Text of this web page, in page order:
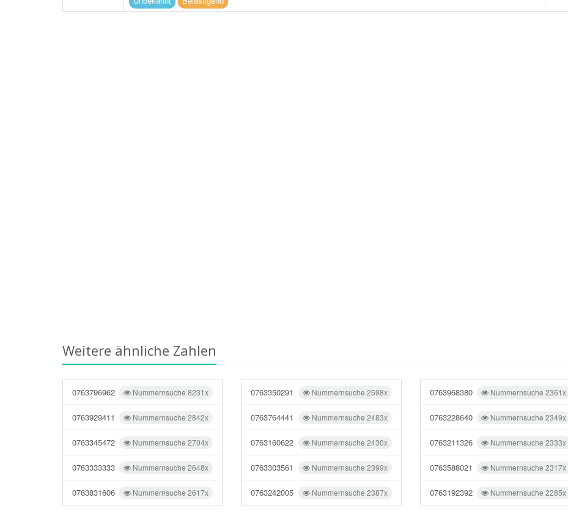
Weitere ähnliche Zahlen
Nummernsuche 8231x
0763796962
Nummernsuche 2842x
0763929411
Nummernsuche 2704x
0763345472
Nummernsuche 2648x
0763333333
Nummernsuche 2617x
0763831606
Nummernsuche 2598x
0763350291
Nummernsuche 2483x
0763764441
Nummernsuche 2430x
0763160622
Nummernsuche 2399x
0763303561
Nummernsuche 2387x
0763242005
Nummernsuche 2361x
0763968380
Nummernsuche 2349x
0763228640
Nummernsuche 2333x
0763211326
Nummernsuche 2317x
0763588021
Nummernsuche 2285x
0763192392